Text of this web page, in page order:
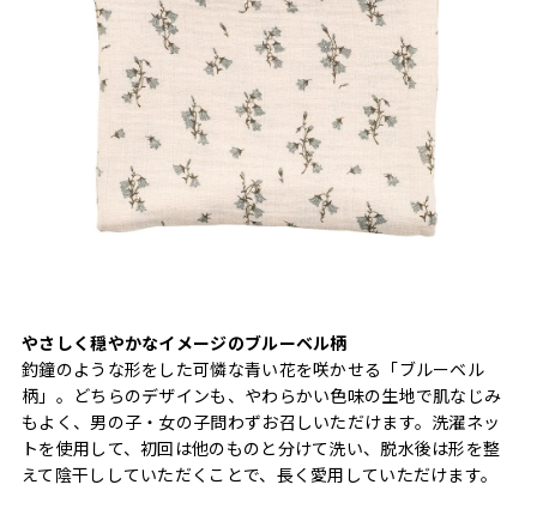
やさしく穏やかなイメージのブルーベル柄
釣鐘のような形をした可憐な青い花を咲かせる「ブルーベル
柄」。どちらのデザインも、やわらかい色味の生地で肌なじみ
もよく、男の子・女の子問わずお召しいただけます。洗濯ネッ
トを使用して、初回は他のものと分けて洗い、脱水後は形を整
えて陰干ししていただくことで、長く愛用していただけます。